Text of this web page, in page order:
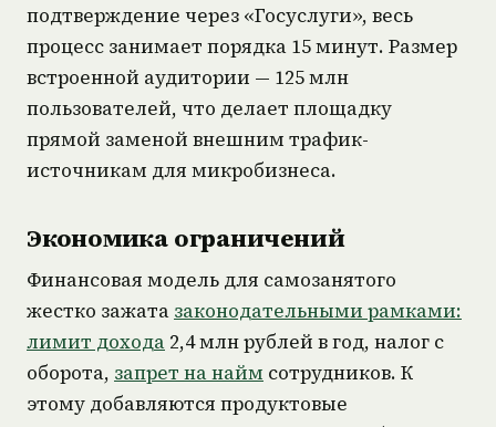
подтверждение через «Госуслуги», весь
процесс занимает порядка 15 минут. Размер
встроенной аудитории — 125 млн
пользователей, что делает площадку
прямой заменой внешним трафик-
источникам для микробизнеса.
Экономика ограничений
Финансовая модель для самозанятого
жестко зажата законодательными рамками:
лимит дохода 2,4 млн рублей в год, налог с
оборота, запрет на найм сотрудников. К
этому добавляются продуктовые